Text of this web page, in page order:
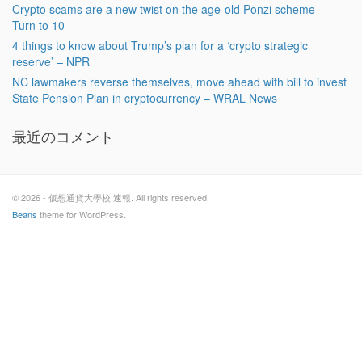
Crypto scams are a new twist on the age-old Ponzi scheme –
Turn to 10
4 things to know about Trump’s plan for a ‘crypto strategic
reserve’ – NPR
NC lawmakers reverse themselves, move ahead with bill to invest
State Pension Plan in cryptocurrency – WRAL News
最近のコメント
© 2026 - 仮想通貨大學校 速報. All rights reserved.
Beans theme for WordPress.